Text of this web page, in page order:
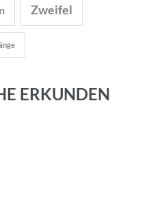
Zweifel
ERKUNDEN